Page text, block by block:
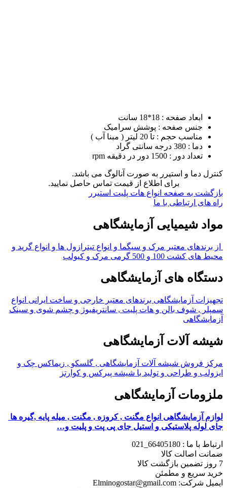
ابعاد صفحه : 18*18 سانت
جنس صفحه : پوشش سرامیک
مناسب حجم : تا 20 لیتر ( مبنا آب )
دما : 380 درجه سانتی گراد
تعداد دور : 1500 دور در دقیقه rpm
کنترل دما و استیرر به صورت آنالوگ می باشد.
برای اطلاع از قیمت تماس حاصل نمایید.
بازگشت به صفحه انواع هات پلیت استیرر
راه های ارتباطی با ما
مواد شیمیایی آزمایشگاهی
از برندهای معتبر مرک و سیگما و انواع تیترازول ها و انواع گرید و
محیط های کشت 100 و 500 گرمی مرک و کیولب
دستگاه های آزمایشگاهی
تجهیزات آزمایشگاهی برندهای معتبر خارجی و ساخت ایرانی انواع
سمپلر , شوف بالن و هات پلیت , سانتریفیوژ و چشم شوی و سینک
آزمایشگاهی
شیشه آلات آزمایشگاهی
مرکز فروش شیشه آلات آزمایشگاهی , گلسکو , زیماکس چک و
ایزولب و طراحی و تولید با شیشه پیرکس و کوارتز
ملزومات آزمایشگاهی
لوازم آزمایشگاهی انواع مگنت , کروزه , مگنت , میله پایه ,گیره ها
جای لوله پلاستیکی و استیل جای پی پت و پلیت و…
ارتباط با ما : 66405180_021
ضمانت اصالت کالا
7 روز تضمین بازگشت کالا
خرید سریع و مطمئن
ایمیل شرکت: Elminogostar@gmail.com